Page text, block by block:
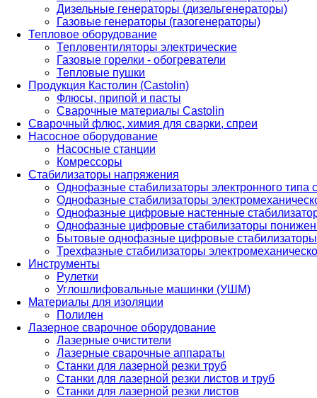
Дизельные генераторы (дизельгенераторы)
Газовые генераторы (газогенераторы)
Тепловое оборудование
Тепловентиляторы электрические
Газовые горелки - обогреватели
Тепловые пушки
Продукция Кастолин (Castolin)
Флюсы, припой и пасты
Сварочные материалы Castolin
Сварочный флюс, химия для сварки, спреи
Насосное оборудование
Насосные станции
Комрессоры
Стабилизаторы напряжения
Однофазные стабилизаторы электронного
Однофазные стабилизаторы
Однофазные цифровые настенные
Однофазные цифровые стабилизаторы
Бытовые однофазные цифровые стабилизаторы
Трехфазные стабилизаторы
Инструменты
Рулетки
Углошлифовальные машинки (УШМ)
Материалы для изоляции
Полилен
Лазерное сварочное оборудование
Лазерные очистители
Лазерные сварочные аппараты
Станки для лазерной резки труб
Станки для лазерной резки листов и труб
Станки для лазерной резки листов